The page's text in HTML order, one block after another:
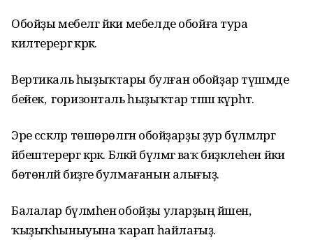
Обойҙы мебелгә йәки мебелде обойға тура
килтерергә кәрәк.
Вертикаль һыҙыҡтары булған обойҙар түшәмде
бейек, ә горизонталь һыҙыҡтар тәпәш күрһәтә.
Эре сәскәләр төшөрөлгән обойҙарҙы ҙур бүлмәләргә
йәбештерергә кәрәк. Бәләкәй бүлмәгә ваҡ биҙәклеһен йәки
бөтөнләй биҙәге булмағанын алығыҙ.
Балалар бүлмәһенә обойҙы уларҙың йәшенә,
ҡыҙыҡһыныуына ҡарап һайлағыҙ.